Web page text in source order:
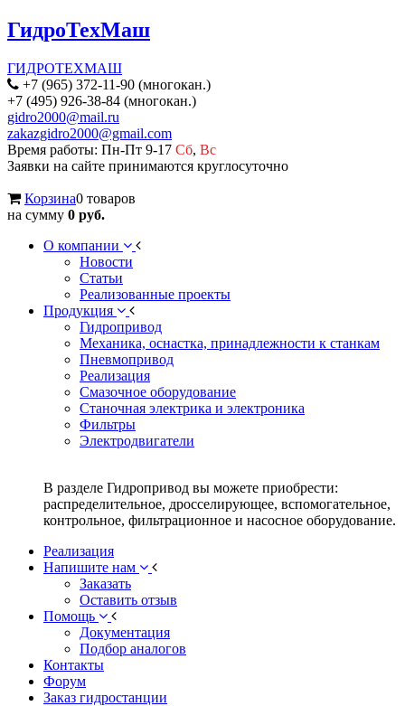
ГидроТехМаш
ГИДРОТЕХМАШ
+7 (965) 372-11-90 (многокан.)
+7 (495) 926-38-84 (многокан.)
gidro2000@mail.ru
zakazgidro2000@gmail.com
Время работы: Пн-Пт 9-17 Сб, Вс
Заявки на сайте принимаются круглосуточно
Корзина0 товаров
на сумму 0 руб.
О компании
Новости
Статьи
Реализованные проекты
Продукция
Гидропривод
Механика, оснастка, принадлежности к станкам
Пневмопривод
Реализация
Смазочное оборудование
Станочная электрика и электроника
Фильтры
Электродвигатели
В разделе Гидропривод вы можете приобрести:
распределительное, дросселирующее, вспомогательное,
контрольное, фильтрационное и насосное оборудование.
Реализация
Напишите нам
Заказать
Оставить отзыв
Помощь
Документация
Подбор аналогов
Контакты
Форум
Заказ гидростанции